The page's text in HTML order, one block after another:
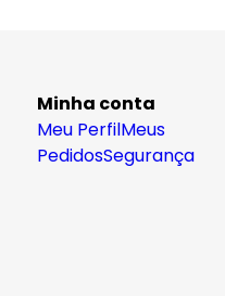
Minha conta
Meu PerfilMeus
PedidosSegurança